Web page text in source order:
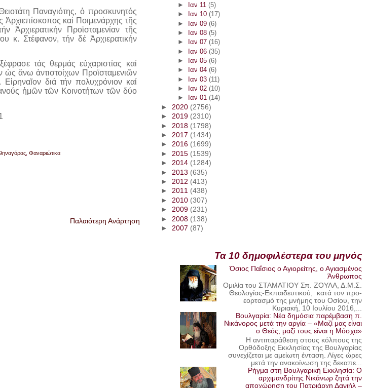
Παναγιότης, ὁ προσκυνητός
καί Ποιμενάρχης τῆς
Προϊσταμενίαν τῆς
κ. Στέφανον, τήν δέ Ἀρχιερατικήν
τάς θερμάς εὐχαριστίας καί
ὡς ἄνω ἀντιστοίχων Προϊσταμενιῶν
διά τήν πολυχρόνιον καί
ἡμῶν τῶν Κοινοτήτων τῶν δύο
,Φαναριώτικα
Παλαιότερη Ανάρτηση
►
Ιαν 11 (5)
►
Ιαν 10 (17)
► Ιαν 09 (6)
►
Ιαν 08 (5)
►
Ιαν 07 (16)
► Ιαν 06 (35)
►
Ιαν 05 (6)
►
Ιαν 04 (6)
►
Ιαν 03 (11)
►
Ιαν 02 (10)
►
Ιαν 01 (14)
► 2020 (2756)
►2019 (2310)
► 2018 (1798)
►2017 (1434)
►2016 (1699)
► 2015 (1539)
►2014 (1284)
► 2013 (635)
►2012 (413)
►2011 (438)
► 2010 (307)
►2009 (231)
► 2008 (138)
► 2007 (87)
Τα 10 δημοφιλέστερα του μηνός
Όσιος Παΐσιος ο Αγιορείτης, ο Αγιασμένος
Άνθρωπος
Ομιλία του ΣΤΑΜΑΤΙΟΥ Σπ. ΖΟΥΛΑ, Δ.Μ.Σ.
Θεολογίας-Εκπαιδευτικού, κατά τον προ-
εορτασμό της μνήμης του Οσίου, την
Κυριακή, 10 Ιουλίου 2016,...
Βουλγαρία: Νέα δημόσια παρέμβαση π.
Νικάνορος μετά την αργία – «Μαζί μας είναι
ο Θεός, μαζί τους είναι η Μόσχα»
Η αντιπαράθεση στους κόλπους της
Ορθόδοξης Εκκλησίας της Βουλγαρίας
συνεχίζεται με αμείωτη ένταση. Λίγες ώρες
μετά την ανακοίνωση της δεκαπε...
Ρήγμα στη Βουλγαρική Εκκλησία: Ο
αρχιμανδρίτης Νικάνωρ ζητά την
αποχώρηση του Πατριάρχη Δανιήλ –